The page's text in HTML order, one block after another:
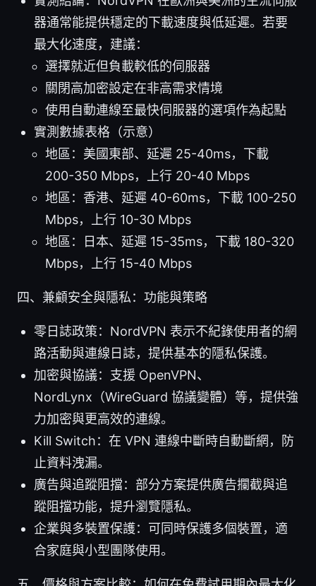
器通常能提供穩定的下載速度與低延遲。若要
最大化速度，建議：
選擇就近但負載較低的伺服器
關閉高加密設定在非高需求情境
使用自動連線至最快伺服器的選項作為起點
實測數據表格（示意）
地區：美國東部、延遲 25-40ms，下載
200-350 Mbps，上行 20-40 Mbps
地區：香港、延遲 40-60ms，下載 100-250
Mbps，上行 10-30 Mbps
地區：日本、延遲 15-35ms，下載 180-320
Mbps，上行 15-40 Mbps
四、兼顧安全與隱私：功能與策略
零日誌政策：NordVPN 表示不紀錄使用者的網
路活動與連線日誌，提供基本的隱私保護。
加密與協議：支援 OpenVPN、
NordLynx（WireGuard 協議變體）等，提供強
力加密與更高效的連線。
Kill Switch：在 VPN 連線中斷時自動斷網，防
止資料洩漏。
廣告與追蹤阻擋：部分方案提供廣告攔截與追
蹤阻擋功能，提升瀏覽隱私。
企業與多裝置保護：可同時保護多個裝置，適
合家庭與小型團隊使用。